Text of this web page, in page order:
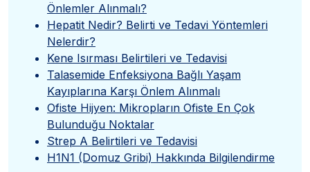
Önlemler Alınmalı?
Hepatit Nedir? Belirti ve Tedavi Yöntemleri
Nelerdir?
Kene Isırması Belirtileri ve Tedavisi
Talasemide Enfeksiyona Bağlı Yaşam
Kayıplarına Karşı Önlem Alınmalı
Ofiste Hijyen: Mikropların Ofiste En Çok
Bulunduğu Noktalar
Strep A Belirtileri ve Tedavisi
H1N1 (Domuz Gribi) Hakkında Bilgilendirme